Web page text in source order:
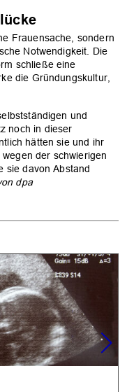
Frauensache, sondern
Notwendigkeit. Die
schließe eine
die Gründungskultur,
und
noch in dieser
hätten sie und ihr
der schwierigen
sie davon Abstand
dpa